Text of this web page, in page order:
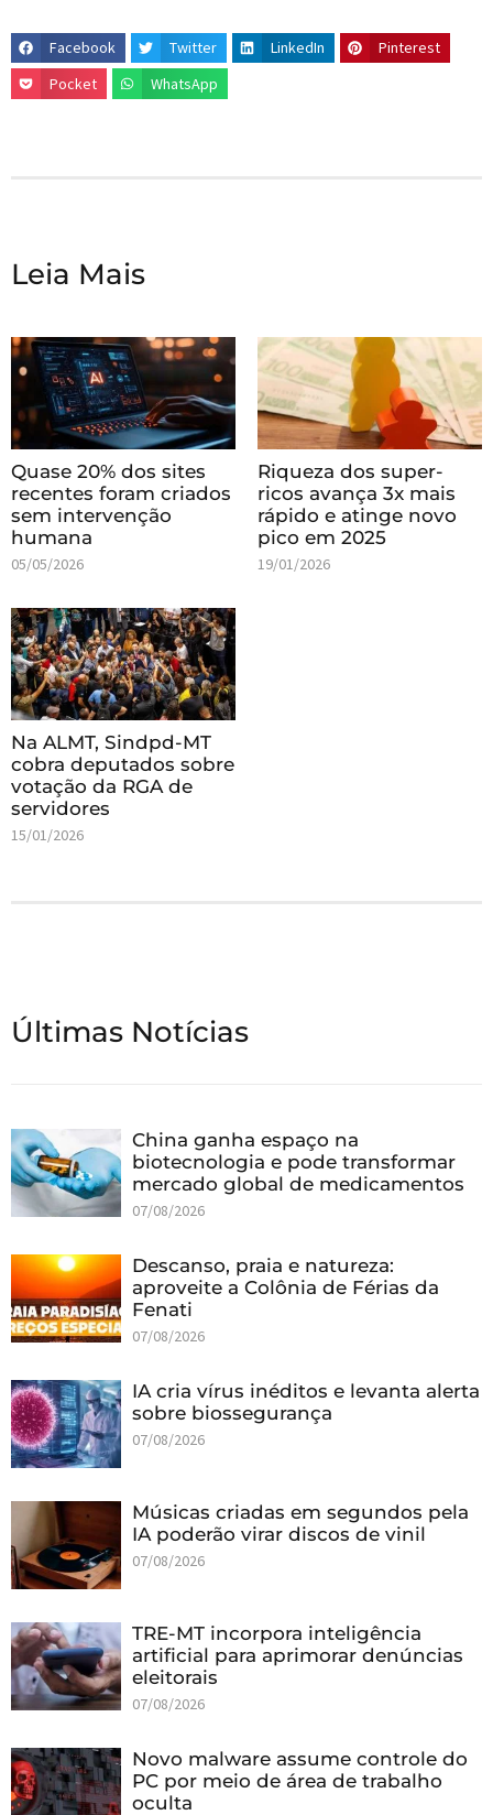
Facebook Twitter LinkedIn
Pinterest
Pocket
WhatsApp
Leia Mais
Quase 20% dos sites
recentes foram criados
sem intervenção
humana
05/05/2026
Riqueza dos super-
ricos avança 3x mais
rápido e atinge novo
pico em 2025
19/01/2026
Na ALMT, Sindpd-MT
cobra deputados sobre
votação da RGA de
servidores
15/01/2026
Últimas Notícias
China ganha espaço na
biotecnologia e pode transformar
mercado global de medicamentos
07/08/2026
Descanso, praia e natureza:
aproveite a Colônia de Férias da
Fenati
07/08/2026
IA cria vírus inéditos e levanta alerta
sobre biossegurança
07/08/2026
Músicas criadas em segundos pela
IA poderão virar discos de vinil
07/08/2026
TRE-MT incorpora inteligência
artificial para aprimorar denúncias
eleitorais
07/08/2026
Novo malware assume controle do
PC por meio de área de trabalho
oculta